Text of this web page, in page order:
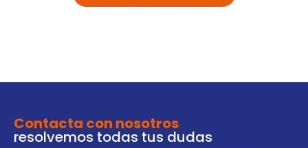
Contacta con nosotros
resolvemos todas tus dudas